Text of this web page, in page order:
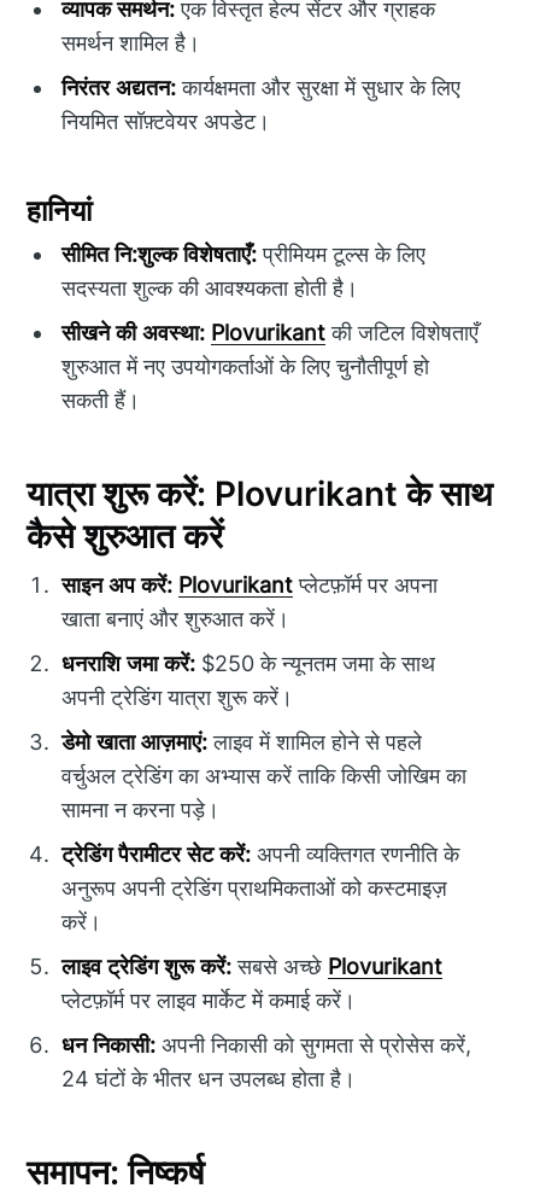
व्यापक समर्थन:एक विस्तृत हेल्प सेंटर और ग्राहक
समर्थन शामिल है।
निरंतर अद्यतन:कार्यक्षमता और सुरक्षा में सुधार के लिए
नियमित सॉफ़्टवेयर अपडेट।
हानियां
सीमित नि:शुल्क विशेषताएँ:प्रीमियम टूल्स के लिए
सदस्यता शुल्क की आवश्यकता होती है।
सीखने की अवस्था: Plovurikantकी जटिल विशेषताएँ
शुरुआत में नए उपयोगकर्ताओं के लिए चुनौतीपूर्ण हो
सकती हैं।
यात्रा शुरू करें: Plovurikant के साथ
कैसे शुरुआत करें
साइन अप करें: Plovurikantप्लेटफ़ॉर्म पर अपना
खाता बनाएं और शुरुआत करें।
धनराशि जमा करें: $250 के न्यूनतम जमा के साथ
अपनी ट्रेडिंग यात्रा शुरू करें।
डेमो खाता आज़माएं:लाइव में शामिल होने से पहले
वर्चुअल ट्रेडिंग का अभ्यास करें ताकि किसी जोखिम का
सामना न करना पड़े।
ट्रेडिंग पैरामीटर सेट करें: अपनी व्यक्तिगत रणनीति के
अनुरूप अपनी ट्रेडिंग प्राथमिकताओं को कस्टमाइज़
करें।
लाइव ट्रेडिंग शुरू करें:सबसे अच्छे Plovurikant
प्लेटफ़ॉर्म पर लाइव मार्केट में कमाई करें।
धन निकासी: अपनी निकासी को सुगमता से प्रोसेस करें,
24 घंटों के भीतर धन उपलब्ध होता है।
समापन: निष्कर्ष